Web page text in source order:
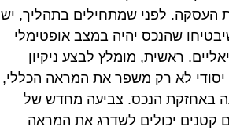
לפני שמתחילים בתהליך, יש
שהנכס יהיה במצב אופטימלי
ראשית, מומלץ לבצע ניקיון
יסודי לא רק משפר את המראה הכללי,
באחזקת הנכס. צביעה מחדש של
קטנים יכולים לשדרג את המראה